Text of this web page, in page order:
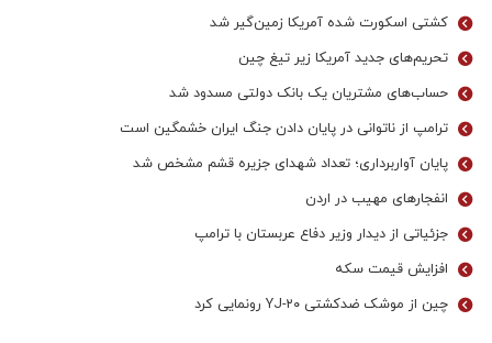
کشتی اسکورت شده آمریکا زمین‌گیر شد
تحریم‌های جدید آمریکا زیر تیغ چین
حساب‌های مشتریان یک بانک‌ دولتی مسدود شد
ترامپ از ناتوانی در پایان دادن جنگ ایران خشمگین است
پایان آواربرداری؛ تعداد شهدای جزیره قشم مشخص شد
انفجارهای مهیب در اردن
جزئیاتی از دیدار وزیر دفاع عربستان با ترامپ
افزایش قیمت سکه
چین از موشک ضدکشتی YJ-۲۰ رونمایی کرد